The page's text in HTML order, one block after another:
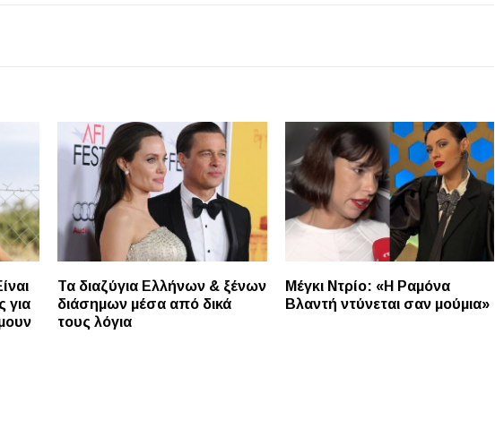
για
Τα διαζύγια Ελλήνων & ξένων
διάσημων μέσα από δικά
τους λόγια
Μέγκι Ντρίο: «Η Ραμόνα
Βλαντή ντύνεται σαν μούμια»